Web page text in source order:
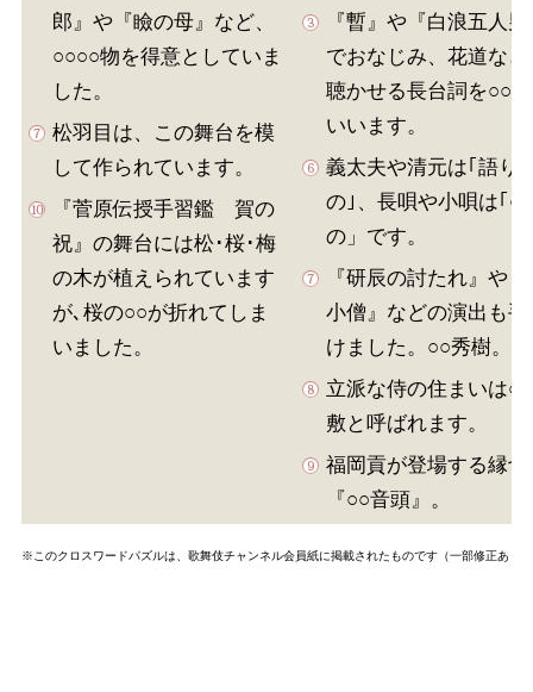
郎』や『瞼の母』など、
○○○○物を得意としていま
した。
松羽目は、この舞台を模
して作られています。
『菅原伝授手習鑑 賀の
祝』の舞台には松･桜･梅
の木が植えられています
が､桜の○○が折れてしま
いました。
『暫』や『白浪五人男
でおなじみ、花道など
聴かせる長台詞を○○○
いいます。
義太夫や清元は｢語り
の｣、長唄や小唄は｢
の」です。
『研辰の討たれ』や『
小僧』などの演出も手
けました。○○秀樹。
立派な侍の住まいは
敷と呼ばれます。
福岡貢が登場する縁切
『○○音頭』。
※このクロスワードパズルは、歌舞伎チャンネル会員紙に掲載されたものです（一部修正あり